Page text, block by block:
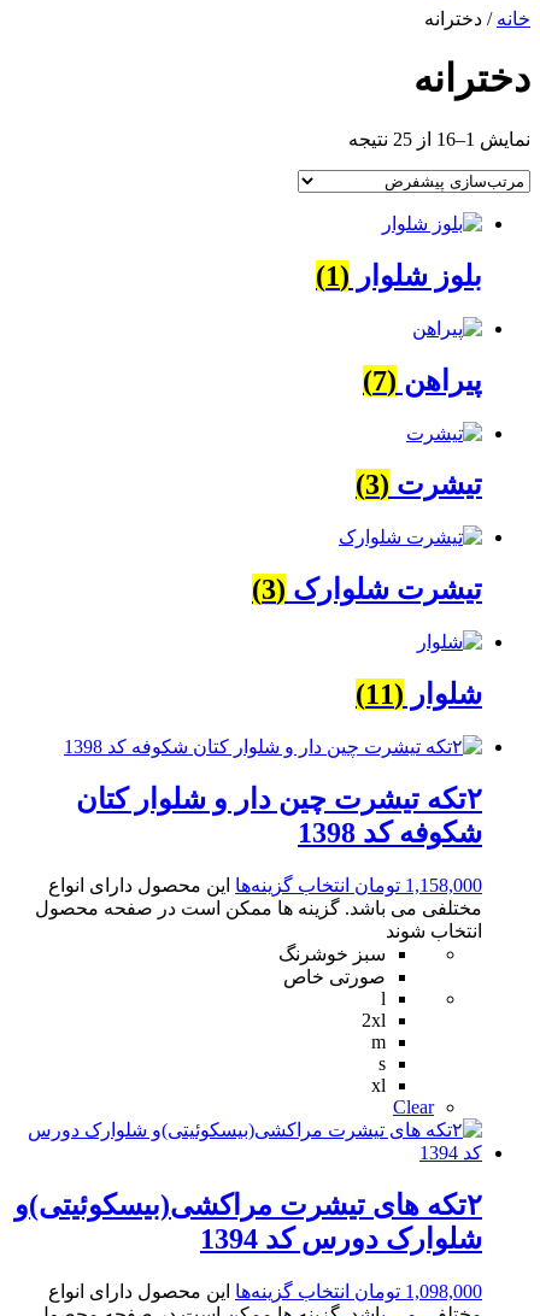
خانه / دخترانه
دخترانه
نمایش 1–16 از 25 نتیجه
بلوز شلوار (1)
پیراهن (7)
تیشرت (3)
تیشرت شلوارک (3)
شلوار (11)
۲تکه تیشرت چین دار و شلوار کتان
شکوفه کد 1398
1,158,000 تومان انتخاب گزینه‌ها این محصول دارای انواع
مختلفی می باشد. گزینه ها ممکن است در صفحه محصول
انتخاب شوند
سبز خوشرنگ
صورتی خاص
l
2xl
m
s
xl
Clear
۲تکه های تیشرت مراکشی(بیسکوئیتی)و
شلوارک دورس کد 1394
1,098,000 تومان انتخاب گزینه‌ها این محصول دارای انواع